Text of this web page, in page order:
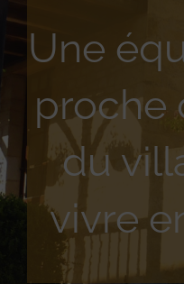
Une
proche
du
vivre